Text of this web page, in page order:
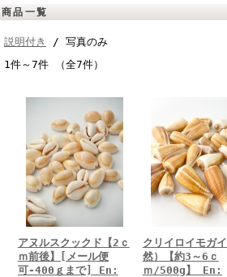
商品一覧
説明付き
/ 写真のみ
1件～7件 （全7件）
アヌルスクックド【2ｃ
ｍ前後】[メール便
可-400ｇまで] En:
クリイロイモガ
然）【約3～6ｃ
ｍ/500g】 En: